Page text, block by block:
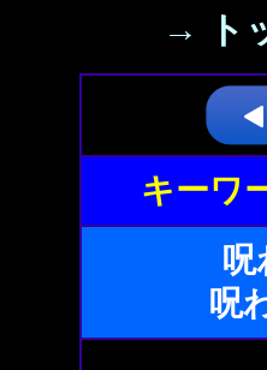
→ ト
キーワ
呪
呪